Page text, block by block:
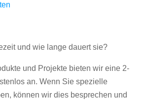
und wie lange dauert sie?
und Projekte bieten wir eine 2-
an. Wenn Sie spezielle
können wir dies besprechen und